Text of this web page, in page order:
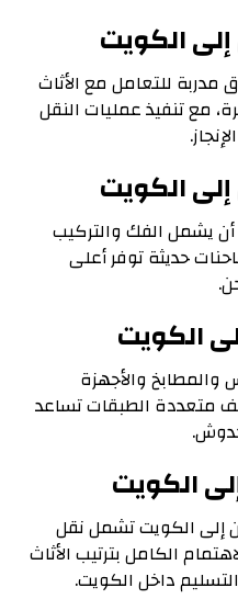
الكويت
للتعامل مع الأثاث
مع تنفيذ عمليات النقل
الكويت
يشمل الفك والتركيب
حديثة توفر أعلى
الكويت
والأجهزة
متعددة الطبقات تساعد
الكويت
إلى الكويت تشمل نقل
الكامل بترتيب الأثاث
داخل الكويت.